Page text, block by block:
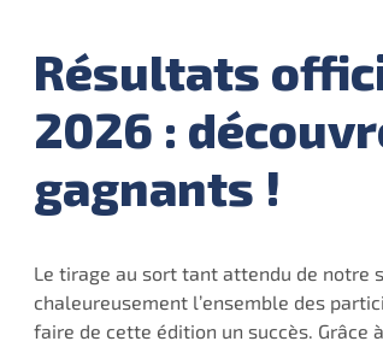
Résultats
2026 :
gagnants !
Le tirage au sort tant attendu de notre
chaleureusement l’ensemble des
faire de cette édition un succès.